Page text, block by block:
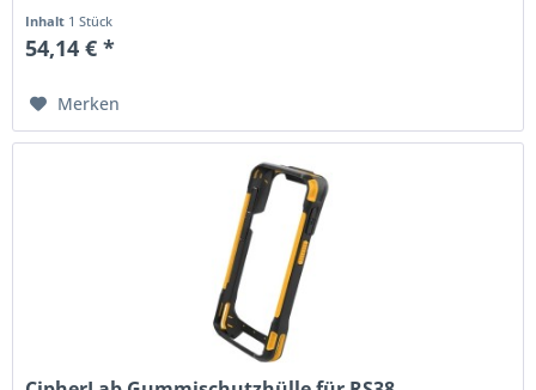
Inhalt 1 Stück
54,14 € *
Merken